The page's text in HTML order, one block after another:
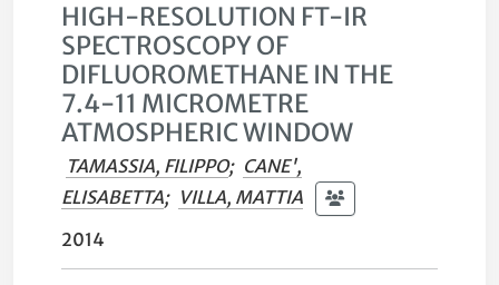
HIGH-RESOLUTION FT-IR
SPECTROSCOPY OF
DIFLUOROMETHANE IN THE
7.4-11 MICROMETRE
ATMOSPHERIC WINDOW
TAMASSIA, FILIPPO; CANE',
ELISABETTA; VILLA, MATTIA
2014